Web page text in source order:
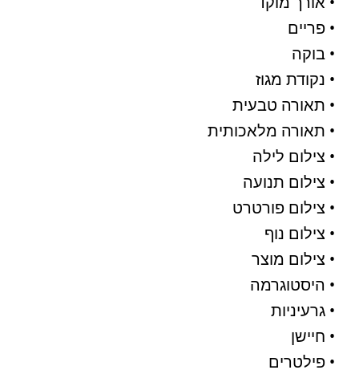
• פריים
• בוקה
• נקודת מגוז
• תאורה טבעית
• תאורה מלאכותית
• צילום לילה
• צילום תנועה
• צילום פורטרט
• צילום נוף
• צילום מוצר
• היסטוגרמה
• גרעיניות
• חיישן
• פילטרים